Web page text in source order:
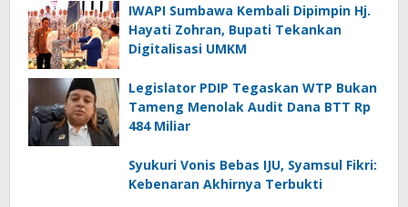
IWAPI Sumbawa Kembali Dipimpin Hj.
Hayati Zohran, Bupati Tekankan
Digitalisasi UMKM
Legislator PDIP Tegaskan WTP Bukan
Tameng Menolak Audit Dana BTT Rp
484 Miliar
Syukuri Vonis Bebas IJU, Syamsul Fikri:
Kebenaran Akhirnya Terbukti